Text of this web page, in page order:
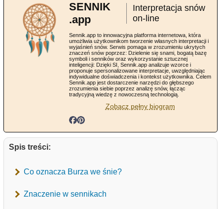
SENNIK
.app
Interpretacja snów
on-line
Sennik.app to innowacyjna platforma internetowa, która
umożliwia użytkownikom tworzenie własnych interpretacji i
wyjaśnień snów. Serwis pomaga w zrozumieniu ukrytych
znaczeń snów poprzez: Dzielenie się snami, bogatą bazę
symboli i senników oraz wykorzystanie sztucznej
inteligencji: Dzięki SI, Sennik.app analizuje wzorce i
proponuje spersonalizowane interpretacje, uwzględniając
indywidualne doświadczenia i kontekst użytkownika. Celem
Sennik.app jest dostarczenie narzędzi do głębszego
zrozumienia siebie poprzez analizę snów, łącząc
tradycyjną wiedzę z nowoczesną technologią.
Zobacz pełny biogram
Spis treści:
Co oznacza Burza we śnie?
Znaczenie w sennikach